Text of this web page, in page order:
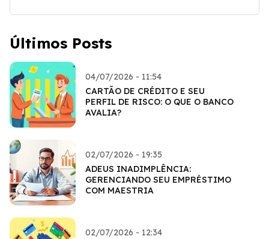
Últimos Posts
04/07/2026 - 11:54
CARTÃO DE CRÉDITO E SEU
PERFIL DE RISCO: O QUE O BANCO
AVALIA?
02/07/2026 - 19:35
ADEUS INADIMPLÊNCIA:
GERENCIANDO SEU EMPRÉSTIMO
COM MAESTRIA
02/07/2026 - 12:34